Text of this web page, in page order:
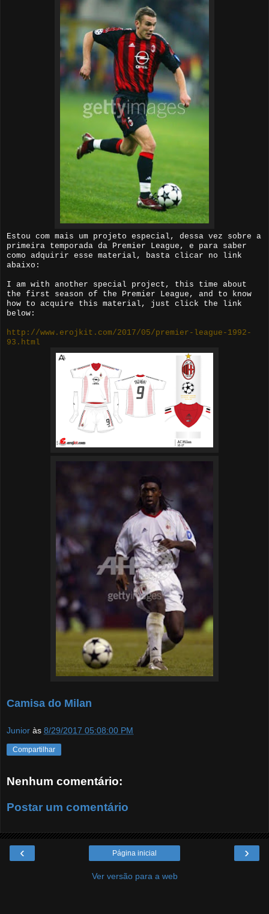
Estou com mais um projeto especial, dessa vez sobre a
primeira temporada da Premier League, e para saber
como adquirir esse material, basta clicar no link
abaixo:
I am with another special project, this time about
the first season of the Premier League, and to know
how to acquire this material, just click the link
below:
http://www.erojkit.com/2017/05/premier-league-1992-
93.html
Camisa do Milan
Junior às 8/29/2017 05:08:00 PM
Compartilhar
Nenhum comentário:
Postar um comentário
‹ ›
Página inicial
Ver versão para a web